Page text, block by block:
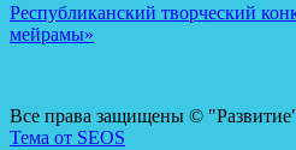
Республиканский творческий
мейрамы»
Все права защищены ©
Тема от SEOS